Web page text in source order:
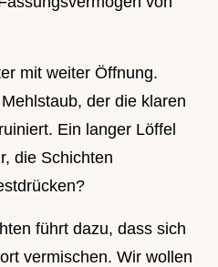
mit weiter Öffnung.
der die klaren
Ein langer Löffel
die Schichten
führt dazu, dass sich
vermischen. Wir wollen